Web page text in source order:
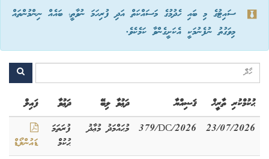
ސައިޓުގެ މި ބައި ހެދުމުގެ މަސައްކަތް އަދި ފުރިހަމަ ނުވާތީ، ބައެއް ނިންމުންތައް
މިވަގުތު ނުފެނުމަކީ އެކަށީގެންވާ ކަމެކެވެ.
ޙުކުމްކުރި ތާރީޚް ޤަޟިއްޔާ ދަޢުވާ ލިބޭ ދަޢުވާ
ފައިލް
23/07/2026
379/DC/2026 މުޙައްމަދު މުޢާޛު
ފުރަތަމަ
ޙުކުމް
ޑައުންލޯޑް